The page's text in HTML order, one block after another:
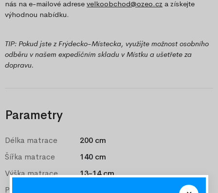
nás na e-mailové adrese velkoobchod@ozeo.cz a získejte
výhodnou nabídku.
TIP: Pokud jste z Frýdecko-Místecka, využijte možnost osobního
odběru v našem expedičním skladu v Místku a ušetřete za
dopravu.
Parametry
Délka matrace
200 cm
Šířka matrace
140 cm
Výška matrace
13-14 cm
Potah